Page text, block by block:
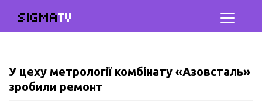
SIGMATV
У цеху метрології комбінату «Азовсталь»
зробили ремонт